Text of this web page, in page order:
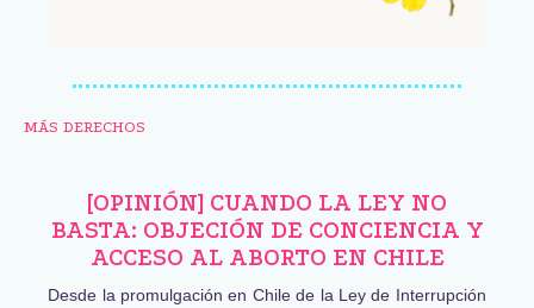
MÁS DERECHOS
[OPINIÓN] CUANDO LA LEY NO
BASTA: OBJECIÓN DE CONCIENCIA Y
ACCESO AL ABORTO EN CHILE
Desde la promulgación en Chile de la Ley de Interrupción